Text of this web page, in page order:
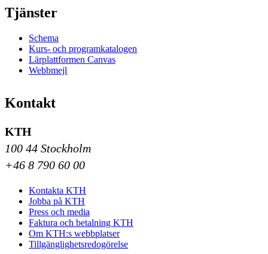
Tjänster
Schema
Kurs- och programkatalogen
Lärplattformen Canvas
Webbmejl
Kontakt
KTH
100 44 Stockholm
+46 8 790 60 00
Kontakta KTH
Jobba på KTH
Press och media
Faktura och betalning KTH
Om KTH:s webbplatser
Tillgänglighetsredogörelse